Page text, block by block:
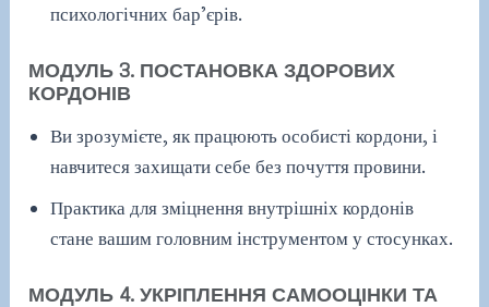
психологічних бар’єрів.
МОДУЛЬ 3. ПОСТАНОВКА ЗДОРОВИХ
КОРДОНІВ
Ви зрозумієте, як працюють особисті кордони, і
навчитеся захищати себе без почуття провини.
Практика для зміцнення внутрішніх кордонів
стане вашим головним інструментом у стосунках.
МОДУЛЬ 4. УКРІПЛЕННЯ САМООЦІНКИ ТА